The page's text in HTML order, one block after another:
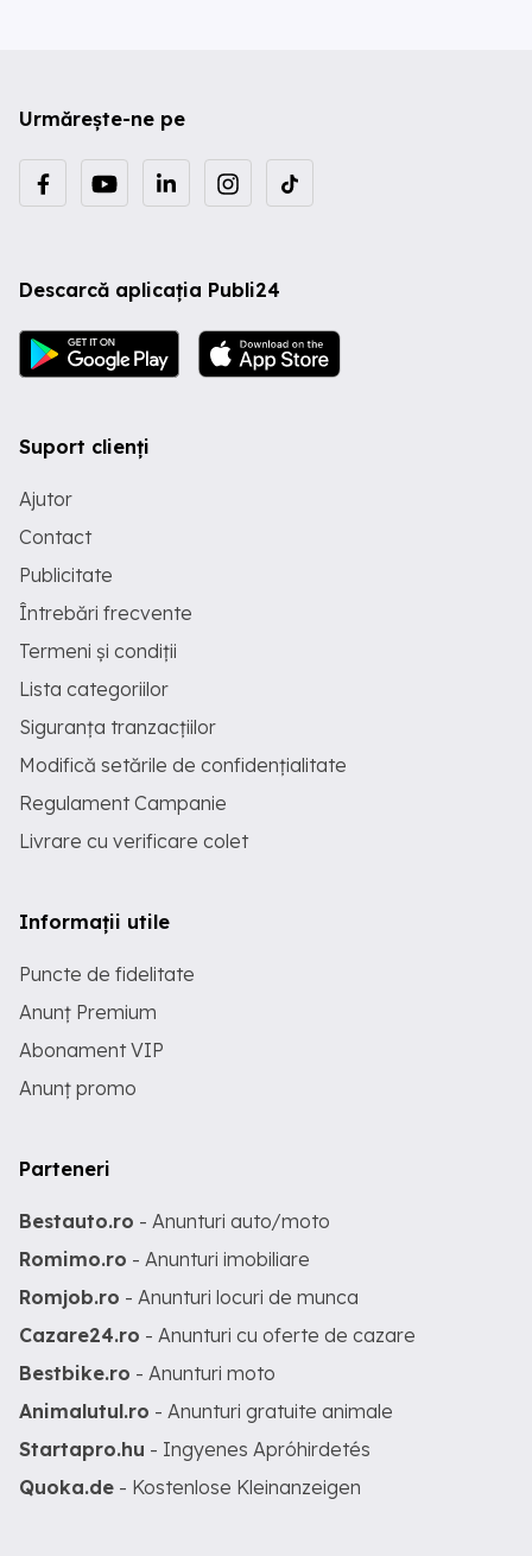
Urmărește-ne pe
Descarcă aplicația Publi24
Suport clienți
Ajutor
Contact
Publicitate
Întrebări frecvente
Termeni și condiții
Lista categoriilor
Siguranța tranzacțiilor
Modifică setările de confidențialitate
Regulament Campanie
Livrare cu verificare colet
Informații utile
Puncte de fidelitate
Anunț Premium
Abonament VIP
Anunț promo
Parteneri
Bestauto.ro - Anunturi auto/moto
Romimo.ro - Anunturi imobiliare
Romjob.ro - Anunturi locuri de munca
Cazare24.ro - Anunturi cu oferte de cazare
Bestbike.ro - Anunturi moto
Animalutul.ro - Anunturi gratuite animale
Startapro.hu - Ingyenes Apróhirdetés
Quoka.de - Kostenlose Kleinanzeigen